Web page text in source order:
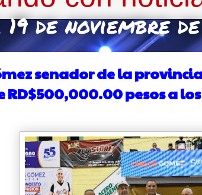
19 de noviembre
senador de la
RD$500,000.00 pesos a